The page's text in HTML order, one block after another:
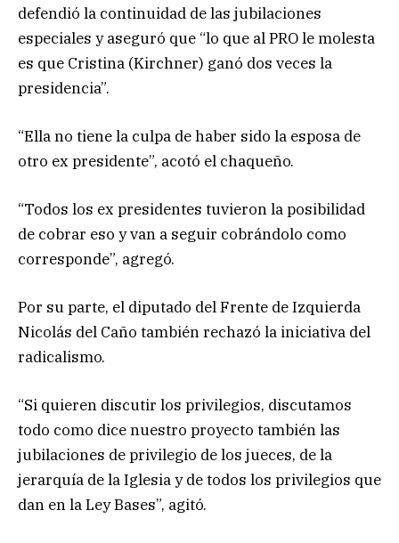
defendió la continuidad de las jubilaciones
especiales y aseguró que “lo que al PRO le molesta
es que Cristina (Kirchner) ganó dos veces la
presidencia”.
“Ella no tiene la culpa de haber sido la esposa de
otro ex presidente”, acotó el chaqueño.
“Todos los ex presidentes tuvieron la posibilidad
de cobrar eso y van a seguir cobrándolo como
corresponde”, agregó.
Por su parte, el diputado del Frente de Izquierda
Nicolás del Caño también rechazó la iniciativa del
radicalismo.
“Si quieren discutir los privilegios, discutamos
todo como dice nuestro proyecto también las
jubilaciones de privilegio de los jueces, de la
jerarquía de la Iglesia y de todos los privilegios que
dan en la Ley Bases”, agitó.